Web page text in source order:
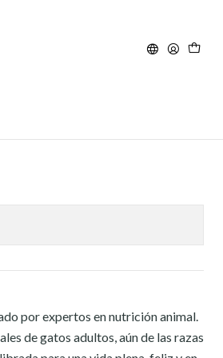
por expertos en nutrición animal.
de gatos adultos, aún de las razas